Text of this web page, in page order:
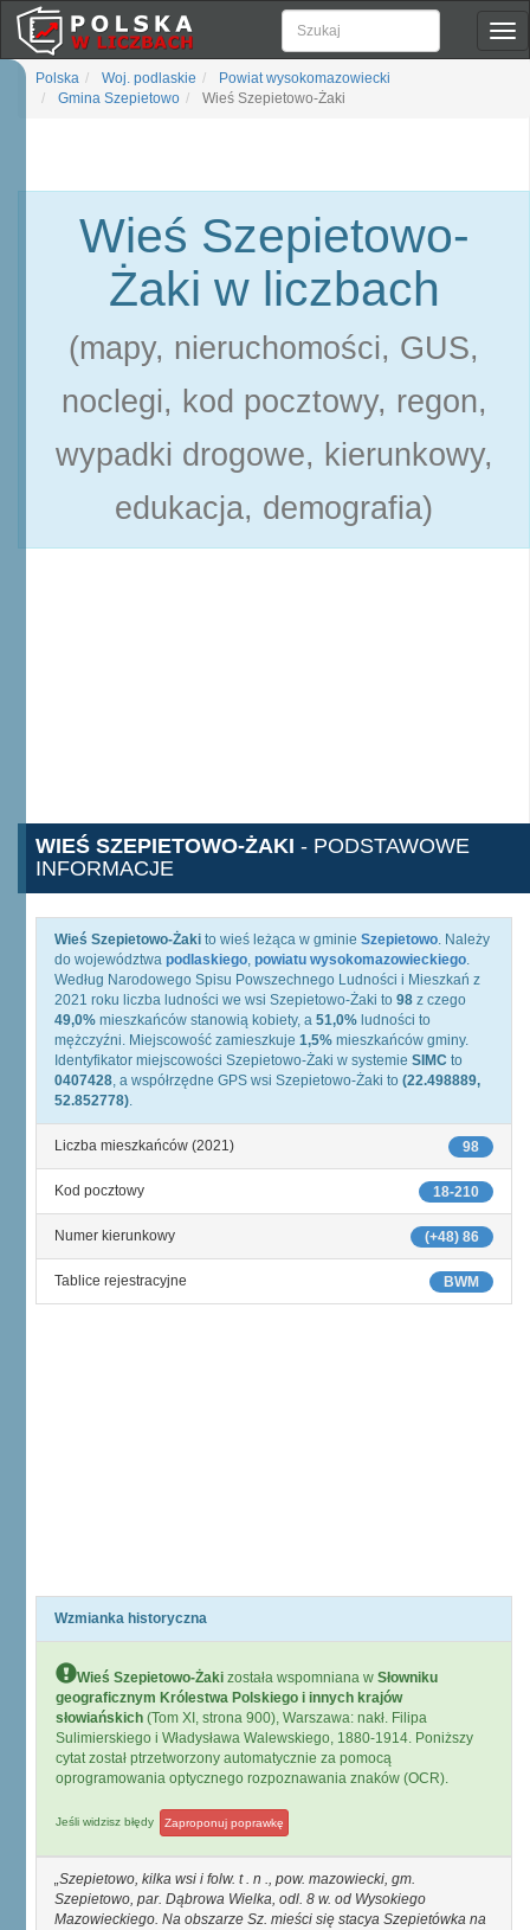
Polska Woj. podlaskie
Powiat wysokomazowiecki
Gmina Szepietowo
Wieś Szepietowo-Żaki
Wieś Szepietowo-
Żaki w liczbach
(mapy, nieruchomości, GUS,
noclegi, kod pocztowy, regon,
wypadki drogowe, kierunkowy,
edukacja, demografia)
WIEŚ SZEPIETOWO-ŻAKI - PODSTAWOWE
INFORMACJE
Wieś Szepietowo-Żaki to wieś leżąca w gminie Szepietowo. Należy
do województwa podlaskiego, powiatu wysokomazowieckiego.
Według Narodowego Spisu Powszechnego Ludności i Mieszkań z
2021 roku liczba ludności we wsi Szepietowo-Żaki to 98 z czego
49,0% mieszkańców stanowią kobiety, a 51,0% ludności to
mężczyźni. Miejscowość zamieszkuje 1,5% mieszkańców gminy.
Identyfikator miejscowości Szepietowo-Żaki w systemie SIMC to
0407428, a współrzędne GPS wsi Szepietowo-Żaki to (22.498889,
52.852778).
98
Liczba mieszkańców (2021)
18-210
Kod pocztowy
(+48) 86
Numer kierunkowy
BWM
Tablice rejestracyjne
Wzmianka historyczna
Wieś Szepietowo-Żaki została wspomniana w Słowniku
geograficznym Królestwa Polskiego i innych krajów
słowiańskich (Tom XI, strona 900), Warszawa: nakł. Filipa
Sulimierskiego i Władysława Walewskiego, 1880-1914. Poniższy
cytat został ptrzetworzony automatycznie za pomocą
oprogramowania optycznego rozpoznawania znaków (OCR).
Jeśli widzisz błędy Zaproponuj poprawkę
Szepietowo, kilka wsi i folw. t . n ., pow. mazowiecki, gm.
Szepietowo, par. Dąbrowa Wielka, odl. 8 w. od Wysokiego
Mazowieckiego. Na obszarze Sz. mieści się stacya Szepietówka na